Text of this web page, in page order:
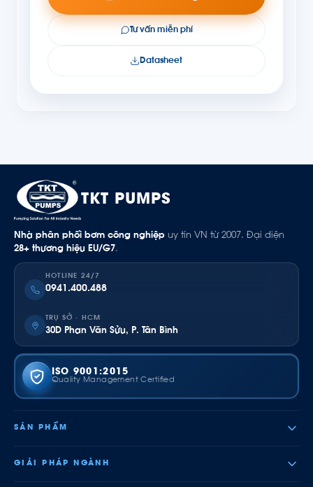
Tư vấn miễn phí
Datasheet
TKT PUMPS
Nhà phân phối bơm công nghiệp uy tín VN từ 2007. Đại diện
28+ thương hiệu EU/G7.
HOTLINE 24/7
0941.400.488
TRỤ SỞ · HCM
30D Phan Văn Sửu, P. Tân Bình
ISO 9001:2015
Quality Management Certified
SẢN PHẨM
GIẢI PHÁP NGÀNH